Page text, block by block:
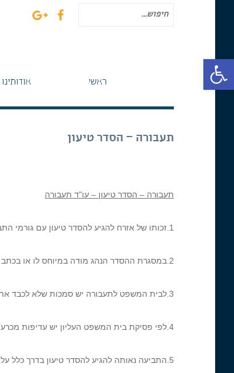
פתח סרגל נגישות
ראשי אודותינו
תעבורה – הסדר טיעון
תעבורה – הסדר טיעון – עו"ד תעבורה
1.זכותו של אזרח להגיע להסדר טיעון עם גורמי התביעה.
2.במסגרת ההסדר הנהג מודה במיוחס לו או בכתב אישום מתוקן ובתמורה התביעה עותרת לעונש מקל וידוע מראש.
3.לבית המשפט לתעבורה יש סמכות שלא לכבד את ההסדר, אך הדבר נעשה לעיתים נדירות למדי.
4.לפי פסיקת בית המשפט העליון יש עדיפות מכרעת לכבד הסדרי טיעון.
5.התביעה נאותה להגיע להסדר טיעון בדרך כלל על בסיס ראייתי כלומר שיש פגמים בחומר הראיות עליהם מצביע עורך הדין לתעבורה.